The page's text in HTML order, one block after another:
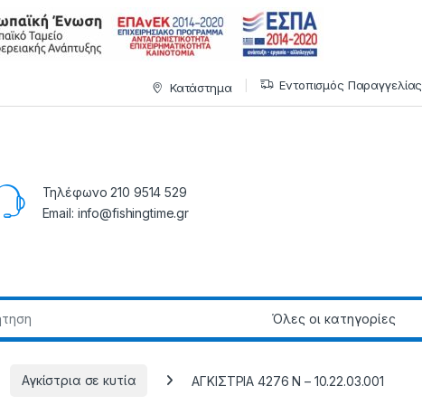
Κατάστημα Εντοπισμός Παραγγελίας
Τηλέφωνο 210 9514 529
Email: info@fishingtime.gr
Αγκίστρια σε κυτία ΑΓΚΙΣΤΡΙΑ 4276 Ν – 10.22.03.001